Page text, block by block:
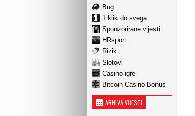
Bug
1 klik do svega
Sponzorirane vijesti
HRsport
Rizik
Slotovi
Casino igre
Bitcoin Casino Bonus
ARHIVA VIJESTI